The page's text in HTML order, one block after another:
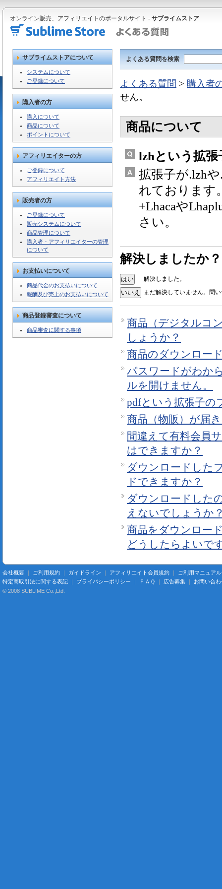
オンライン販売、アフィリエイトのポータルサイト - サブライムストア
サブライムストアについて
システムについて
ご登録について
購入者の方
購入について
商品について
ポイントについて
アフィリエイターの方
ご登録について
アフィリエイト方法
販売者の方
ご登録について
販売システムについて
商品管理について
購入者・アフィリエイターの管理
について
お支払いについて
商品代金のお支払いについて
報酬及び売上のお支払いについて
商品登録審査について
商品審査に関する事項
よくある質問を検索
よくある質問 > 購入者
せん。
商品について
lzhという拡
拡張子が.lzh
れております
+Lhacaや
さい。
解決しましたか？
解決しました。
まだ解決していません。問
商品（デジタルコ
しょうか？
商品のダウンロー
パスワードがわか
ルを開けません。
pdfという拡張子の
商品（物販）が届
間違えて有料会員
はできますか？
ダウンロードした
ドできますか？
ダウンロードした
えないでしょうか
商品をダウンロー
どうしたらよいで
会社概要 ｜ ご利用規約 ｜ ガイドライン ｜ アフィリエイト会員規約 ｜ ご利用マニュアル
特定商取引法に関する表記 ｜ プライバシーポリシー ｜ ＦＡＱ ｜ 広告募集 ｜ お問い合わ
© 2008 SUBLIME Co.,Ltd.